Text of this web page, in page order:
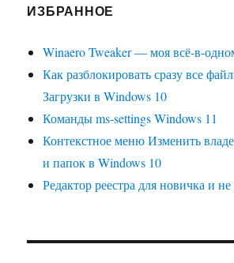
ИЗБРАННОЕ
Winaero Tweaker — моя всё-в-
Как разблокировать сразу все
Загрузки в Windows 10
Команды ms-settings Windows 11
Контекстное меню Изменить
и папок в Windows 10
Редактор реестра для новичка и не